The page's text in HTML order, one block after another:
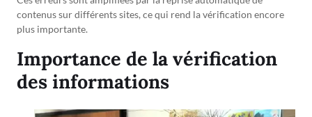
contenus sur différents sites, ce qui rend la vérification encore
plus importante.
Importance de la vérification
des informations